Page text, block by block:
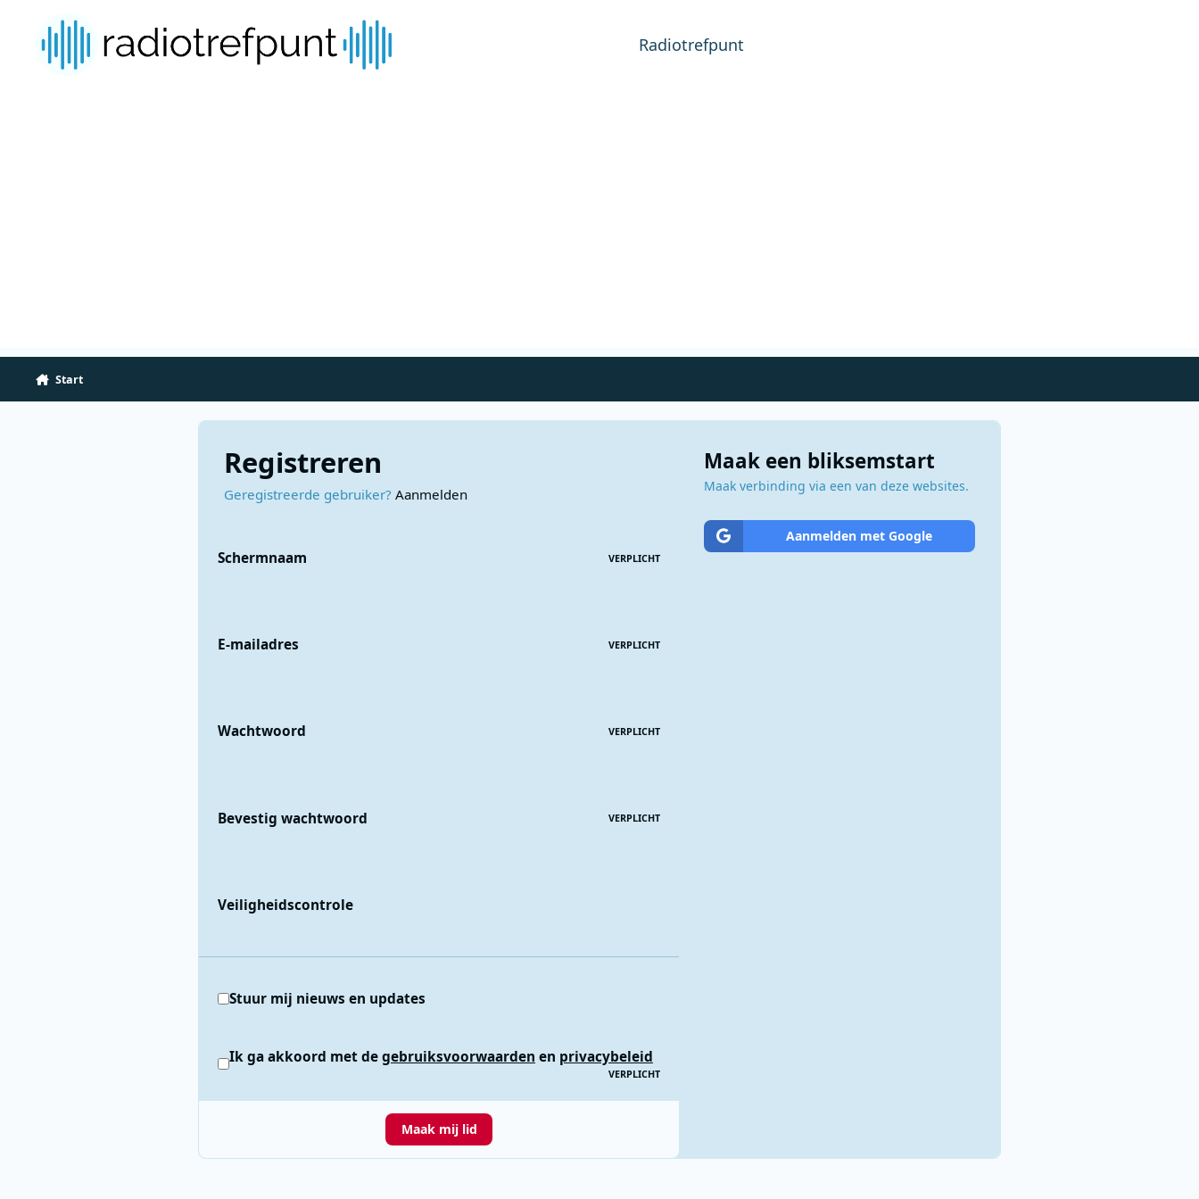
Radiotrefpunt
Start
Registreren
Geregistreerde gebruiker? Aanmelden
Schermnaam VERPLICHT
E-mailadres VERPLICHT
Wachtwoord VERPLICHT
Bevestig wachtwoord VERPLICHT
Veiligheidscontrole
Stuur mij nieuws en updates
Ik ga akkoord met degebruiksvoorwaarden en privacybeleid
VERPLICHT
Maak mij lid
Maak een bliksemstart
Maak verbinding via een van deze websites.
Aanmelden met Google